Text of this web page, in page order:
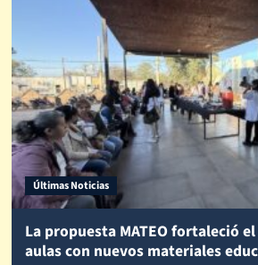
Últimas Noticias
La propuesta MATEO fortaleció
aulas con nuevos materiales